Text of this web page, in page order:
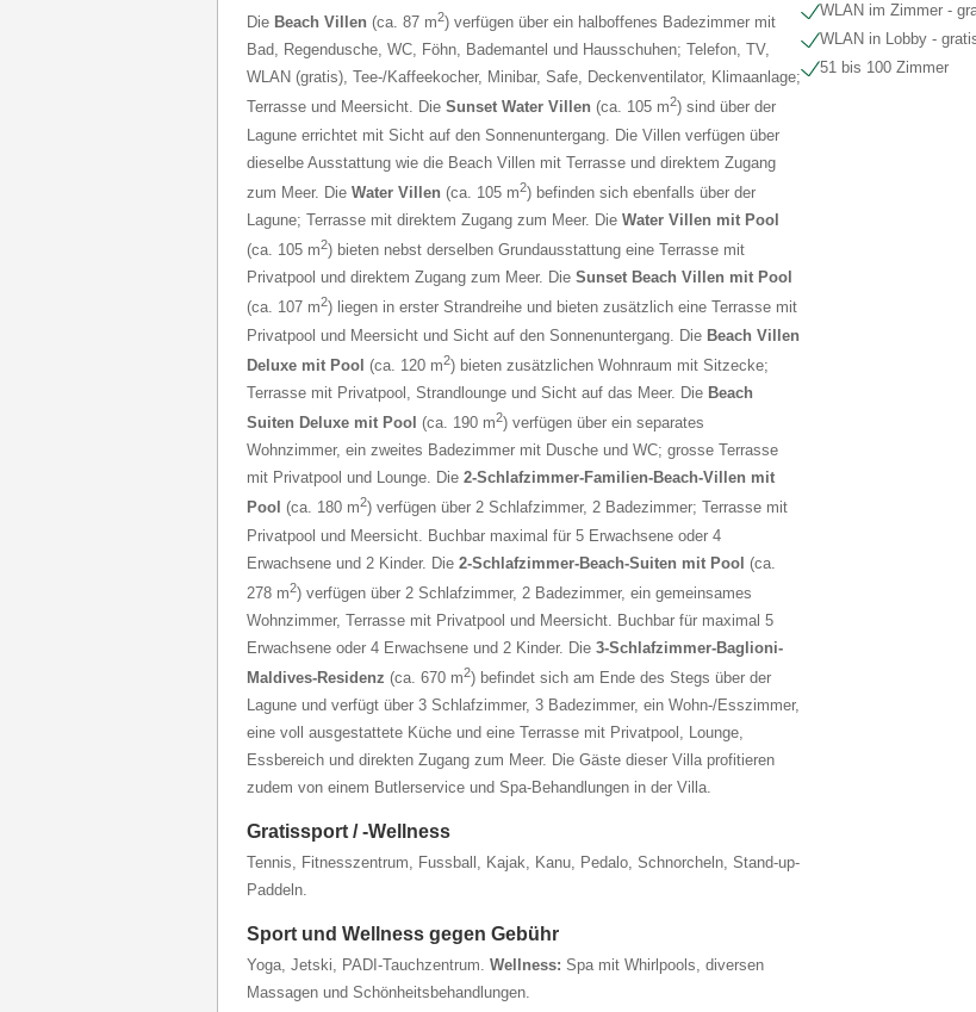
Die Beach Villen (ca. 87 m2) verfügen über ein halboffenes Badezimmer mit
Bad, Regendusche, WC, Föhn, Bademantel und Hausschuhen; Telefon, TV,
WLAN (gratis), Tee-/Kaffeekocher, Minibar, Safe, Deckenventilator, Klimaanlage;
Terrasse und Meersicht. Die Sunset Water Villen (ca. 105 m2) sind über der
Lagune errichtet mit Sicht auf den Sonnenuntergang. Die Villen verfügen über
dieselbe Ausstattung wie die Beach Villen mit Terrasse und direktem Zugang
zum Meer. Die Water Villen (ca. 105 m2) befinden sich ebenfalls über der
Lagune; Terrasse mit direktem Zugang zum Meer. Die Water Villen mit Pool
(ca. 105 m2) bieten nebst derselben Grundausstattung eine Terrasse mit
Privatpool und direktem Zugang zum Meer. Die Sunset Beach Villen mit Pool
(ca. 107 m2) liegen in erster Strandreihe und bieten zusätzlich eine Terrasse mit
Privatpool und Meersicht und Sicht auf den Sonnenuntergang. Die Beach Villen
Deluxe mit Pool (ca. 120 m2) bieten zusätzlichen Wohnraum mit Sitzecke;
Terrasse mit Privatpool, Strandlounge und Sicht auf das Meer. Die Beach
Suiten Deluxe mit Pool (ca. 190 m2) verfügen über ein separates
Wohnzimmer, ein zweites Badezimmer mit Dusche und WC; grosse Terrasse
mit Privatpool und Lounge. Die 2-Schlafzimmer-Familien-Beach-Villen mit
Pool (ca. 180 m2) verfügen über 2 Schlafzimmer, 2 Badezimmer; Terrasse mit
Privatpool und Meersicht. Buchbar maximal für 5 Erwachsene oder 4
Erwachsene und 2 Kinder. Die 2-Schlafzimmer-Beach-Suiten mit Pool (ca.
278 m2) verfügen über 2 Schlafzimmer, 2 Badezimmer, ein gemeinsames
Wohnzimmer, Terrasse mit Privatpool und Meersicht. Buchbar für maximal 5
Erwachsene oder 4 Erwachsene und 2 Kinder. Die 3-Schlafzimmer-Baglioni-
Maldives-Residenz (ca. 670 m2) befindet sich am Ende des Stegs über der
Lagune und verfügt über 3 Schlafzimmer, 3 Badezimmer, ein Wohn-/Esszimmer,
eine voll ausgestattete Küche und eine Terrasse mit Privatpool, Lounge,
Essbereich und direkten Zugang zum Meer. Die Gäste dieser Villa profitieren
zudem von einem Butlerservice und Spa-Behandlungen in der Villa.
Gratissport / -Wellness
Tennis, Fitnesszentrum, Fussball, Kajak, Kanu, Pedalo, Schnorcheln, Stand-up-
Paddeln.
Sport und Wellness gegen Gebühr
Yoga, Jetski, PADI-Tauchzentrum. Wellness: Spa mit Whirlpools, diversen
Massagen und Schönheitsbehandlungen.
WLAN im Zimmer -
WLAN in Lobby -
51 bis 100 Zimmer